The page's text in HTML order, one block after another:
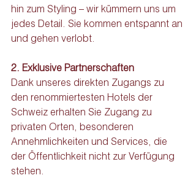
hin zum Styling – wir kümmern uns um
jedes Detail. Sie kommen entspannt an
und gehen verlobt.
2. Exklusive Partnerschaften
Dank unseres direkten Zugangs zu
den renommiertesten Hotels der
Schweiz erhalten Sie Zugang zu
privaten Orten, besonderen
Annehmlichkeiten und Services, die
der Öffentlichkeit nicht zur Verfügung
stehen.